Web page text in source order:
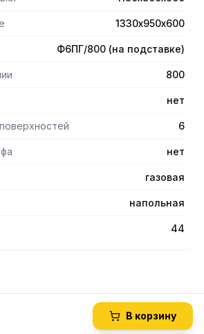
подачи газа нового дизайна и
с удобным хватоми поддоном для
подставка выполнены из
класса Heavy
1330х950х600
Ф6ПГ/800 (на подставке)
800
нет
6
нет
газовая
напольная
44
В корзину